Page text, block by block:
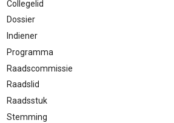
Collegelid
Dossier
Indiener
Programma
Raadscommissie
Raadslid
Raadsstuk
Stemming